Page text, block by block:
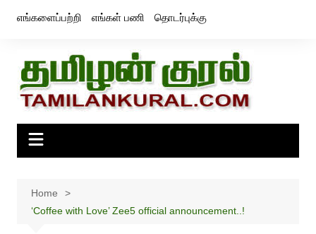
எங்களைப்பற்றி எங்கள் பணி தொடர்புக்கு
Home
‘Coffee with Love’ Zee5 official announcement..!